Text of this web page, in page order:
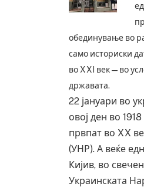
обединување во
само историски
во XXI век — во
државата.
22 јануари во
овој ден во
првпат во XX
(УНР). А веќе
Кијив, во
Украинската